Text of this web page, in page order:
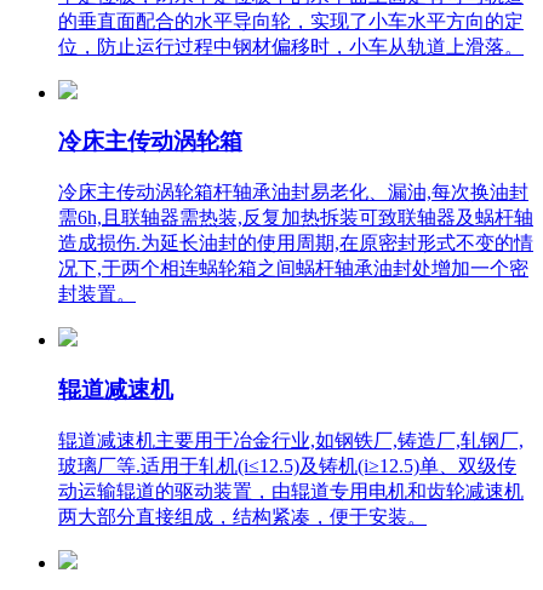
的垂直面配合的水平导向轮，实现了小车水平方向的定
位，防止运行过程中钢材偏移时，小车从轨道上滑落。
冷床主传动涡轮箱
冷床主传动涡轮箱杆轴承油封易老化、漏油,每次换油封
需6h,且联轴器需热装,反复加热拆装可致联轴器及蜗杆轴
造成损伤.为延长油封的使用周期,在原密封形式不变的情
况下,于两个相连蜗轮箱之间蜗杆轴承油封处增加一个密
封装置。
辊道减速机
辊道减速机主要用于冶金行业,如钢铁厂,铸造厂,轧钢厂,
玻璃厂等.适用于轧机(i≤12.5)及铸机(i≥12.5)单、双级传
动运输辊道的驱动装置，由辊道专用电机和齿轮减速机
两大部分直接组成，结构紧凑，便于安装。